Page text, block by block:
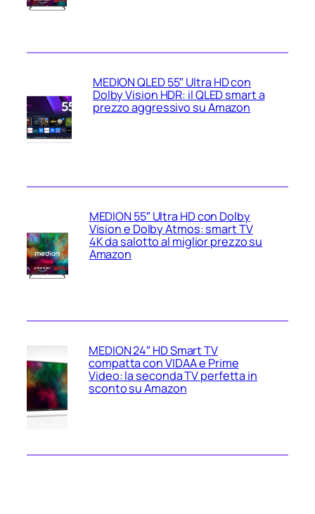
MEDION QLED 55″ Ultra HD con
Dolby Vision HDR: il QLED smart a
prezzo aggressivo su Amazon
MEDION 55″ Ultra HD con Dolby
Vision e Dolby Atmos: smart TV
4K da salotto al miglior prezzo su
Amazon
MEDION 24″ HD Smart TV
compatta con VIDAA e Prime
Video: la seconda TV perfetta in
sconto su Amazon